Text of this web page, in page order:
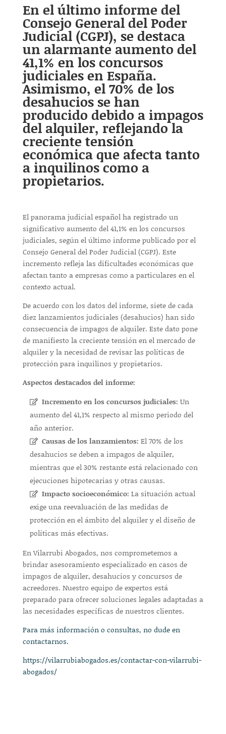
En el último informe del
Consejo General del Poder
Judicial (CGPJ), se destaca
un alarmante aumento del
41,1% en los concursos
judiciales en España.
Asimismo, el 70% de los
desahucios se han
producido debido a impagos
del alquiler, reflejando la
creciente tensión
económica que afecta tanto
a inquilinos como a
propietarios.
El panorama judicial español ha registrado un
significativo aumento del 41,1% en los concursos
judiciales, según el último informe publicado por el
Consejo General del Poder Judicial (CGPJ). Este
incremento refleja las dificultades económicas que
afectan tanto a empresas como a particulares en el
contexto actual.
De acuerdo con los datos del informe, siete de cada
diez lanzamientos judiciales (desahucios) han sido
consecuencia de impagos de alquiler. Este dato pone
de manifiesto la creciente tensión en el mercado de
alquiler y la necesidad de revisar las políticas de
protección para inquilinos y propietarios.
Aspectos destacados del informe:
Incremento en los concursos judiciales: Un
aumento del 41,1% respecto al mismo periodo del
año anterior.
Causas de los lanzamientos: El 70% de los
desahucios se deben a impagos de alquiler,
mientras que el 30% restante está relacionado con
ejecuciones hipotecarias y otras causas.
Impacto socioeconómico: La situación actual
exige una reevaluación de las medidas de
protección en el ámbito del alquiler y el diseño de
políticas más efectivas.
En Vilarrubi Abogados, nos comprometemos a
brindar asesoramiento especializado en casos de
impagos de alquiler, desahucios y concursos de
acreedores. Nuestro equipo de expertos está
preparado para ofrecer soluciones legales adaptadas a
las necesidades específicas de nuestros clientes.
Para más información o consultas, no dude en
contactarnos.
https://vilarrubiabogados.es/contactar-con-vilarrubi-
abogados/